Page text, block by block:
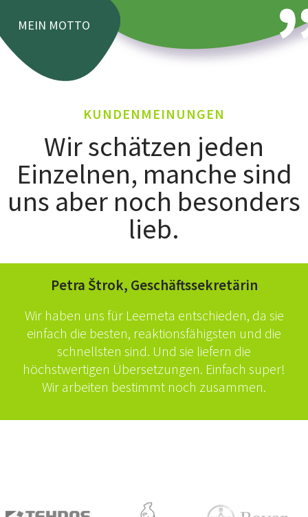
MEIN MOTTO
KUNDENMEINUNGEN
Wir schätzen jeden
Einzelnen, manche sind
uns aber noch besonders
lieb.
Petra Štrok, Geschäftssekretärin
Wir haben uns für Leemeta entschieden, da sie
einfach die besten, reaktionsfähigsten und die
schnellsten sind. Und sie liefern die
höchstwertigen Übersetzungen. Einfach super!
Wir arbeiten bestimmt noch zusammen.